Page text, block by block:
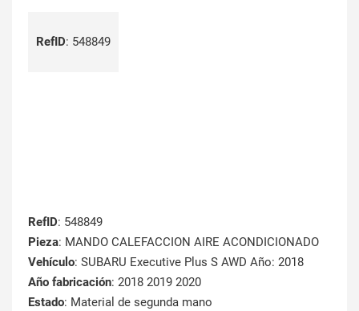
RefID: 548849
RefID: 548849
Pieza: MANDO CALEFACCION AIRE ACONDICIONADO
Vehículo: SUBARU Executive Plus S AWD Año: 2018
Año fabricación: 2018 2019 2020
Estado: Material de segunda mano